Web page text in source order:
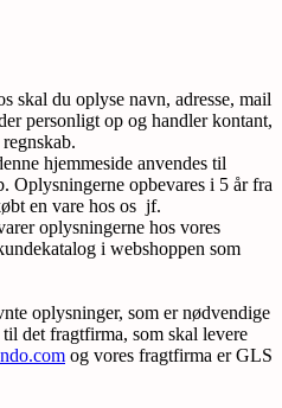
skal du oplyse navn, adresse, mail
personligt op og handler kontant,
hjemmeside anvendes til
Oplysningerne opbevares i 5 år fra
en vare hos os jf.
oplysningerne hos vores
i webshoppen som
oplysninger, som er nødvendige
det fragtfirma, som skal levere
og vores fragtfirma er GLS